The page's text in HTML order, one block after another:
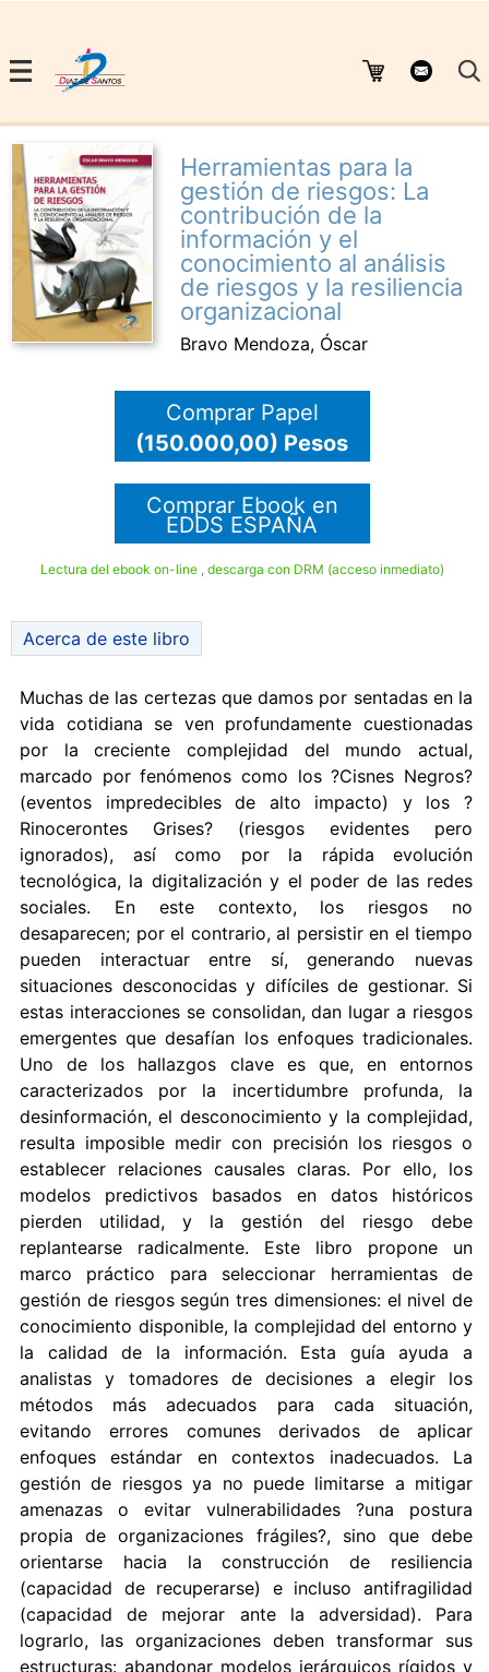
Herramientas para la
gestión de riesgos: La
contribución de la
información y el
conocimiento al análisis
de riesgos y la resiliencia
organizacional
Bravo Mendoza, Óscar
Comprar Papel
(150.000,00) Pesos
Comprar Ebook en
EDDS ESPAÑA
Lectura del ebook on-line , descarga con DRM (acceso inmediato)
Acerca de este libro
Muchas de las certezas que damos por sentadas en la
vida cotidiana se ven profundamente cuestionadas
por la creciente complejidad del mundo actual,
marcado por fenómenos como los ?Cisnes Negros?
(eventos impredecibles de alto impacto) y los ?
Rinocerontes Grises? (riesgos evidentes pero
ignorados), así como por la rápida evolución
tecnológica, la digitalización y el poder de las redes
sociales. En este contexto, los riesgos no
desaparecen; por el contrario, al persistir en el tiempo
pueden interactuar entre sí, generando nuevas
situaciones desconocidas y difíciles de gestionar. Si
estas interacciones se consolidan, dan lugar a riesgos
emergentes que desafían los enfoques tradicionales.
Uno de los hallazgos clave es que, en entornos
caracterizados por la incertidumbre profunda, la
desinformación, el desconocimiento y la complejidad,
resulta imposible medir con precisión los riesgos o
establecer relaciones causales claras. Por ello, los
modelos predictivos basados en datos históricos
pierden utilidad, y la gestión del riesgo debe
replantearse radicalmente. Este libro propone un
marco práctico para seleccionar herramientas de
gestión de riesgos según tres dimensiones: el nivel de
conocimiento disponible, la complejidad del entorno y
la calidad de la información. Esta guía ayuda a
analistas y tomadores de decisiones a elegir los
métodos más adecuados para cada situación,
evitando errores comunes derivados de aplicar
enfoques estándar en contextos inadecuados. La
gestión de riesgos ya no puede limitarse a mitigar
amenazas o evitar vulnerabilidades ?una postura
propia de organizaciones frágiles?, sino que debe
orientarse hacia la construcción de resiliencia
(capacidad de recuperarse) e incluso antifragilidad
(capacidad de mejorar ante la adversidad). Para
lograrlo, las organizaciones deben transformar sus
estructuras: abandonar modelos jerárquicos rígidos y